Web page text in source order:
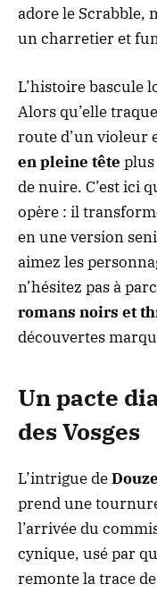
adore le Scrabble,
un charretier et
L’histoire bascule
Alors qu’elle
route d’un violeur
en pleine tête plus
de nuire. C’est ici
opère : il
en une version
aimez les
n’hésitez pas à
romans noirs et
découvertes
Un pacte
des Vosges
L’intrigue de
prend une
l’arrivée du
cynique, usé par
remonte la trace